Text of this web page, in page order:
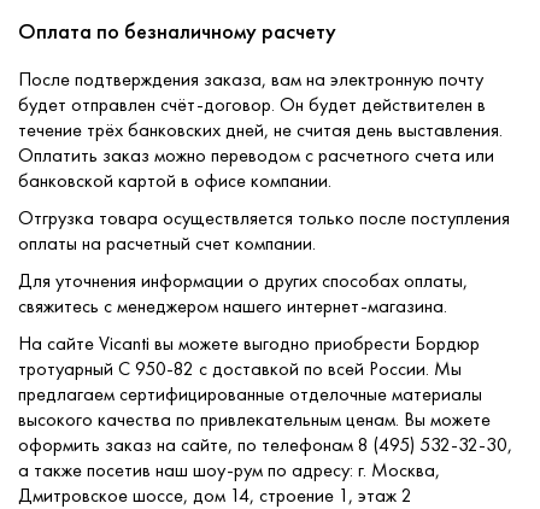
Оплата по безналичному расчету
После подтверждения заказа, вам на электронную почту
будет отправлен счёт-договор. Он будет действителен в
течение трёх банковских дней, не считая день выставления.
Оплатить заказ можно переводом с расчетного счета или
банковской картой в офисе компании.
Отгрузка товара осуществляется только после поступления
оплаты на расчетный счет компании.
Для уточнения информации о других способах оплаты,
свяжитесь с менеджером нашего интернет-магазина.
На сайте Vicanti вы можете выгодно приобрести Бордюр
тротуарный С 950-82 с доставкой по всей России. Мы
предлагаем сертифицированные отделочные материалы
высокого качества по привлекательным ценам. Вы можете
оформить заказ на сайте, по телефонам 8 (495) 532-32-30,
а также посетив наш шоу-рум по адресу: г. Москва,
Дмитровское шоссе, дом 14, строение 1, этаж 2